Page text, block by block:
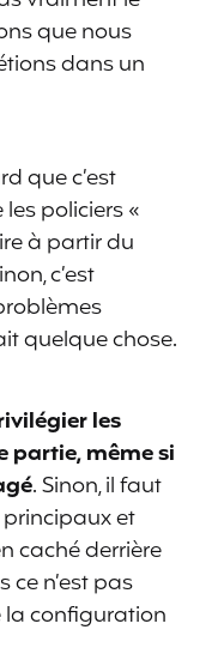
que nous
dans un
que c’est
policiers «
à partir du
c’est
quelque chose.
les
partie, même si
. Sinon, il faut
et
caché derrière
n’est pas
la configuration